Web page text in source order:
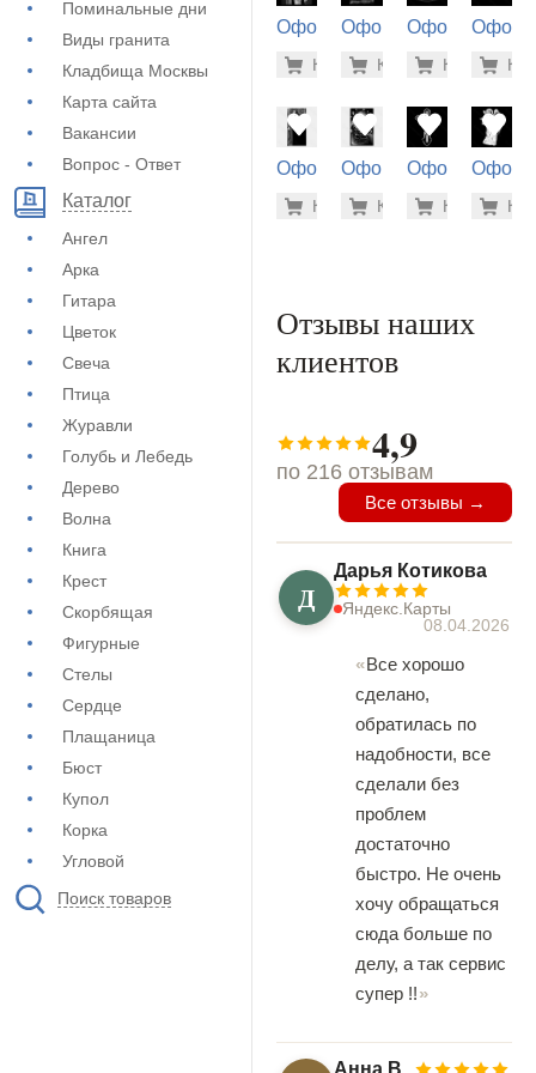
Поминальные дни
Виды гранита
Кладбища Москвы
Карта сайта
Вакансии
Вопрос - Ответ
Каталог
Ангел
Арка
Гитара
Цветок
Свеча
Птица
Журавли
Голубь и Лебедь
Дерево
Волна
Книга
Крест
Скорбящая
Фигурные
Стелы
Сердце
Плащаница
Бюст
Купол
Корка
Угловой
Поиск товаров
Оформление
(73-458)
-7% 1.900
Купить
Оформление
(71-790)
-7%
Купить
Оформление
(71-840)
-
Купить(72-
Оформление
(72-906)
-7% 5.600
Купить
Оформление
(72-662)
-7%
Купить
Оформление
(71-300)
-
Купить(71-
Отзывы наших
клиентов
4,9
по 216 отзывам
Все отзывы →
Д
Дарья Котикова
Яндекс.Карты
08.04.2026
Все хорошо
сделано,
обратилась по
надобности, все
сделали без
проблем
достаточно
быстро. Не очень
хочу обращаться
сюда больше по
делу, а так сервис
супер !!
Анна В.